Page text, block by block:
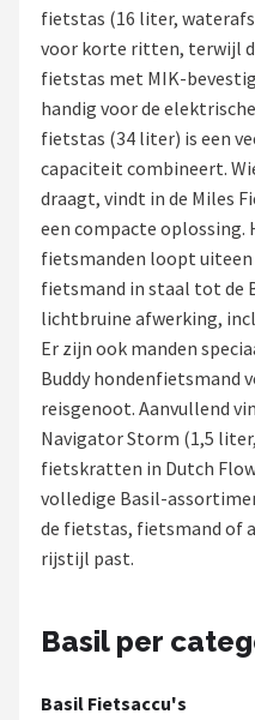
Elektrische fietsen
Mountainbikes
Shop
POPULAIRE MERKEN
Basil
Volare
ABUS
AXA
New Looxs
BBB Cycling
Schwalbe
fietstas (16 liter,
voor korte ritten, terwijl
fietstas met MIK-
handig voor de
fietstas (34 liter) is een
capaciteit combineert.
draagt, vindt in de Miles
een compacte oplossing.
fietsmanden loopt uiteen
fietsmand in staal tot de
lichtbruine afwerking,
Er zijn ook manden
Buddy hondenfietsmand
reisgenoot. Aanvullend
Navigator Storm (1,5
fietskratten in Dutch
volledige Basil-
de fietstas, fietsmand of
rijstijl past.
Basil per
Basil Fietsaccu's